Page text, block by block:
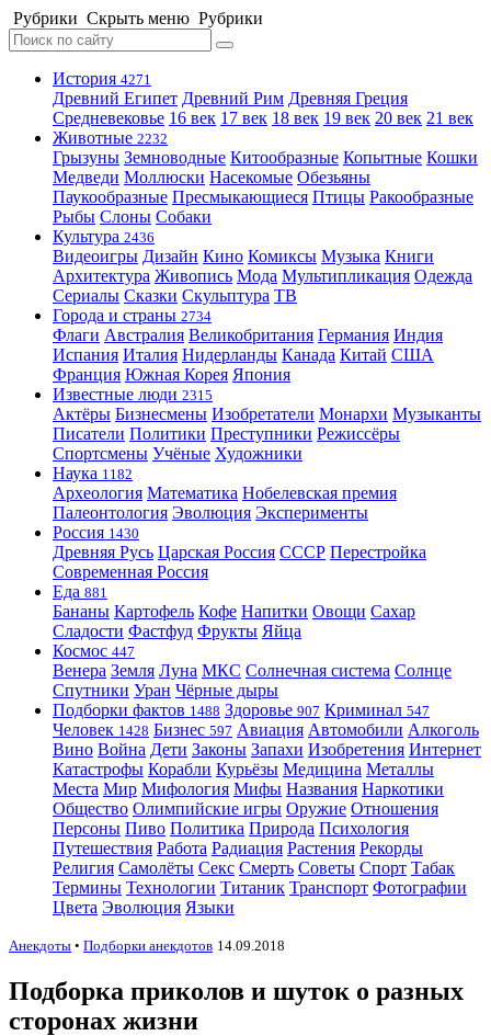
Рубрики Скрыть меню Рубрики
История 4271
Древний Египет Древний Рим Древняя Греция
Средневековье 16 век 17 век 18 век 19 век 20 век 21 век
Животные 2232
Грызуны Земноводные Китообразные Копытные Кошки
Медведи Моллюски Насекомые Обезьяны
Паукообразные Пресмыкающиеся Птицы Ракообразные
Рыбы Слоны Собаки
Культура 2436
Видеоигры Дизайн Кино Комиксы Музыка Книги
Архитектура Живопись Мода Мультипликация Одежда
Сериалы Сказки Скульптура ТВ
Города и страны 2734
Флаги Австралия Великобритания Германия Индия
Испания Италия Нидерланды Канада Китай США
Франция Южная Корея Япония
Известные люди 2315
Актёры Бизнесмены Изобретатели Монархи Музыканты
Писатели Политики Преступники Режиссёры
Спортсмены Учёные Художники
Наука 1182
Археология Математика Нобелевская премия
Палеонтология Эволюция Эксперименты
Россия 1430
Древняя Русь Царская Россия СССР Перестройка
Современная Россия
Еда 881
Бананы Картофель Кофе Напитки Овощи Сахар
Сладости Фастфуд Фрукты Яйца
Космос 447
Венера Земля Луна МКС Солнечная система Солнце
Спутники Уран Чёрные дыры
Подборки фактов 1488 Здоровье 907 Криминал 547
Человек 1428 Бизнес 597 Авиация Автомобили Алкоголь
Вино Война Дети Законы Запахи Изобретения Интернет
Катастрофы Корабли Курьёзы Медицина Металлы
Места Мир Мифология Мифы Названия Наркотики
Общество Олимпийские игры Оружие Отношения
Персоны Пиво Политика Природа Психология
Путешествия Работа Радиация Растения Рекорды
Религия Самолёты Секс Смерть Советы Спорт Табак
Термины Технологии Титаник Транспорт Фотографии
Цвета Эволюция Языки
Анекдоты • Подборки анекдотов 14.09.2018
Подборка приколов и шуток о разных
сторонах жизни